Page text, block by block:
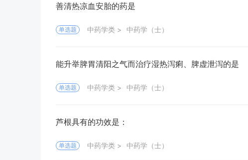
善清热凉血安胎的药是
单选题 中药学类 中药学（士）
能升举脾胃清阳之气而治疗湿热泻痢、脾虚泄泻的是
单选题 中药学类 中药学（士）
芦根具有的功效是：
单选题 中药学类 中药学（士）